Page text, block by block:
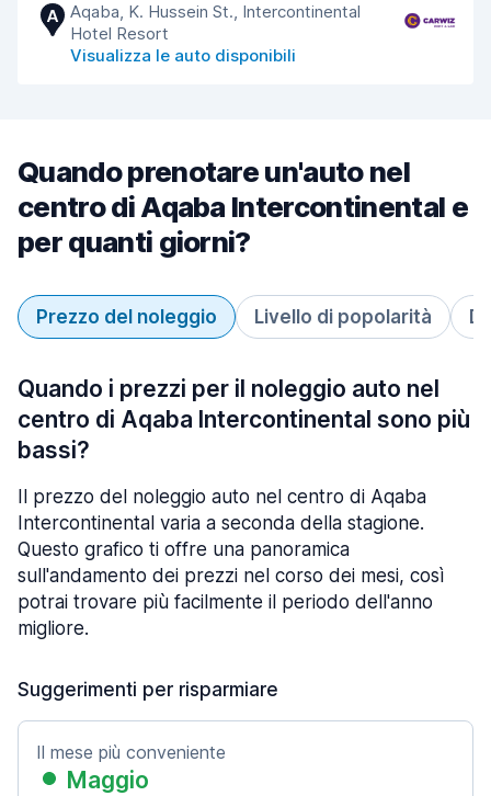
A Aqaba, K. Hussein St., Intercontinental
Hotel Resort
Visualizza le auto disponibili
Quando prenotare un'auto nel
centro di Aqaba Intercontinental e
per quanti giorni?
Prezzo del noleggio Livello di popolarità
Quando i prezzi per il noleggio auto nel
centro di Aqaba Intercontinental sono più
bassi?
Il prezzo del noleggio auto nel centro di Aqaba
Intercontinental varia a seconda della stagione.
Questo grafico ti offre una panoramica
sull'andamento dei prezzi nel corso dei mesi, così
potrai trovare più facilmente il periodo dell'anno
migliore.
Suggerimenti per risparmiare
Il mese più conveniente
Maggio